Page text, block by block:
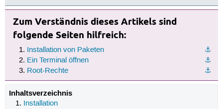
Zum Verständnis dieses Artikels sind
folgende Seiten hilfreich:
⚓︎
Installation von Paketen
⚓︎
Ein Terminal öffnen
⚓︎
Root-Rechte
Inhaltsverzeichnis
Installation